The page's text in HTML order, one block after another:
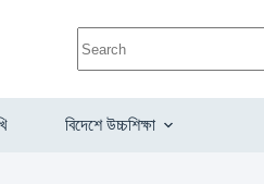
বিদেশে উচ্চশিক্ষা